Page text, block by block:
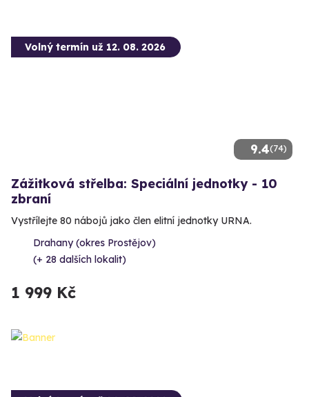
9.4(74)
Volný termín už 12. 08. 2026
Zážitková střelba: Speciální jednotky - 10
zbraní
Vystřílejte 80 nábojů jako člen elitní jednotky URNA.
Drahany (okres Prostějov)
(+ 28 dalších lokalit)
1 999 Kč